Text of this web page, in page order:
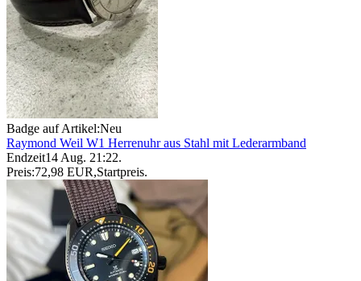
Badge auf Artikel:Neu
Raymond Weil W1 Herrenuhr aus Stahl mit Lederarmband
Endzeit14 Aug. 21:22.
Preis:72,98 EUR,Startpreis.